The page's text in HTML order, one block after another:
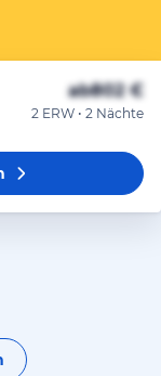
ab802 €
2 ERW • 2 Nächte